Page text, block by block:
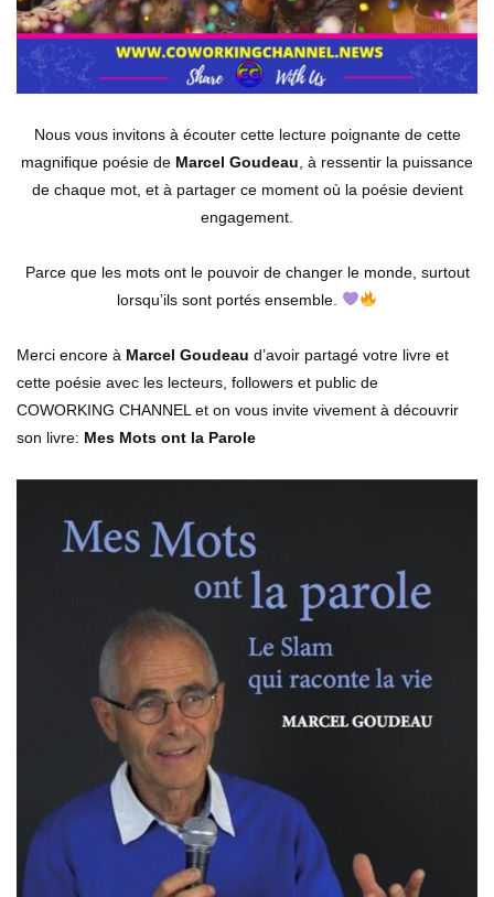
Nous vous invitons à écouter cette lecture poignante de cette
magnifique poésie de Marcel Goudeau , à ressentir la puissance
de chaque mot, et à partager ce moment où la poésie devient
engagement.
Parce que les mots ont le pouvoir de changer le monde, surtout
lorsqu’ils sont portés ensemble.
Merci encore à Marcel Goudeau d’avoir partagé votre livre et
cette poésie avec les lecteurs, followers et public de
COWORKING CHANNEL et on vous invite vivement à découvrir
son livre: Mes Mots ont la Parole